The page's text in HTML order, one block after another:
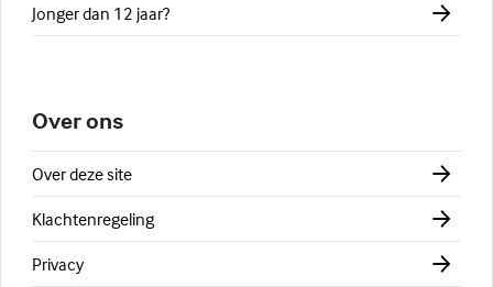
Jonger dan 12 jaar?
Over ons
Over deze site
Klachtenregeling
Privacy